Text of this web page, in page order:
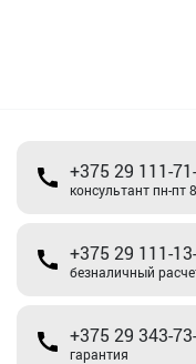
+375 29 111-
консультант пн-пт
+375 29 111-
безналичный
+375 29 343-
гарантия